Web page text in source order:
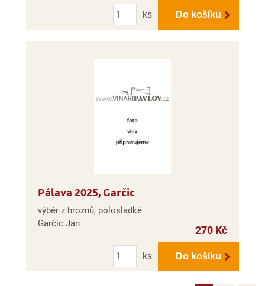
Počet
ks
Do košíku
Pálava 2025, Garčic
výběr z hroznů, polosladké
Garčic Jan
270 Kč
Počet
ks
Do košíku